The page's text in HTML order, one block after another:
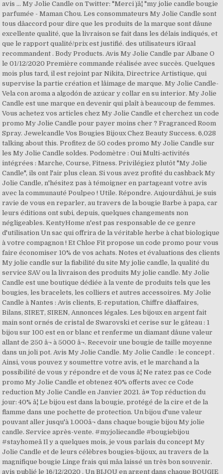
avis ... My Jolie Candle on Twitter: "Merci ï¸â¦ "my jolie candle bougie
parfumée - Maman Chou. Les consommateurs My Jolie Candle sont
tous dâaccord pour dire que les produits de la marque sont dâune
excellente qualité, que la livraison se fait dans les délais indiqués, et
que le rapport qualité/prix est justifié. des utilisateurs iGraal
recommandent . Body Products. Avis My Jolie Candle par Albane O
le 01/12/2020 Première commande réalisée avec succès. Quelques
mois plus tard, il est rejoint par Nikita, Directrice Artistique, qui
supervise la partie création et lâimage de marque. My Jolie Candle-
Vela con aroma a algodón de azúcar y collar en su interior. My Jolie
Candle est une marque en devenir qui plaît à beaucoup de femmes.
Vous achetez vos articles chez My Jolie Candle et cherchez un code
promo My Jolie Candle pour payer moins cher ? Fragranced Room
Spray. Jewelcandle Vos Bougies Bijoux Chez Beauty Success. 6,028
talking about this. Profitez de 50 codes promo My Jolie Candle sur
les My Jolie Candle soldes. Podomètre : Oui Multi-activités
intégrées : Marche, Course, Fitness. Privilégiez plutôt "My Jolie
Candle", ils ont l'air plus clean. Si vous avez profité du cashback My
Jolie Candle, n'hésitez pas à témoigner en partageant votre avis
avec la communauté Poulpeo ! Utile. Répondre. Aujourdâhui, je suis
ravie de vous en reparler, au travers de la bougie Barbe à papa, car
leurs éditions ont subi, depuis, quelques changements non
négligeables. KentyHome n'est pas responsable de ce genre
d'utilisation Un sac qui offrira de la véritable herbe à chat biologique
à votre compagnon ! Et Chloe Fit propose un code promo pour vous
faire économiser 10% de vos achats. Notes et évaluations des clients
My jolie candle sur la fiabilité du site My jolie candle, la qualité du
service SAV ou la livraison des produits My jolie candle. My Jolie
Candle est une boutique dédiée à la vente de produits tels que les
bougies, les bracelets, les colliers et autres accessoires. My Jolie
Candle à Nantes : Avis clients, E-reputation, Chiffre dâaffaires,
Bilans, SIRET, SIREN, Annonces légales. Les bijoux en argent fait
main sont ornés de cristal de Swarovski et cerise sur le gâteau : 1
bijou sur 100 est en or blanc et renferme un diamant dâune valeur
allant de 250 â¬ à 5000 â¬. Recevoir une bougie de taille moyenne
dans un joli pot. Avis My Jolie Candle. My Jolie Candle : le concept .
Ainsi, vous pouvez y soumettre votre avis, et le marchand a la
possibilité de vous y répondre et de vous â¦ Ne ratez pas ce Code
promo My Jolie Candle et obtenez 40% offerts avec ce Code
reduction My Jolie Candle en Janvier 2021. â¤ Top réduction du
jour: 40% â¦ Le bijou est dans la bougie, protégé de la cire et de la
flamme dans une pochette de protection. Un bijou d'une valeur
pouvant aller jusqu'à 1.000â¬ dans chaque bougie bijou My jolie
candle. Service après-vente. #myjoliecandle #bougiebijou
#stayhomeâ Il y a quelques mois, je vous parlais du concept My
Jolie Candle et de leurs célèbres bougies-bijoux, au travers de la
magnifique bougie Linge frais qui mâa laissé un très bon souvenir.
avis publié le 16/12/2020 . Un BIJOU en argent dans chaque BOUGIE